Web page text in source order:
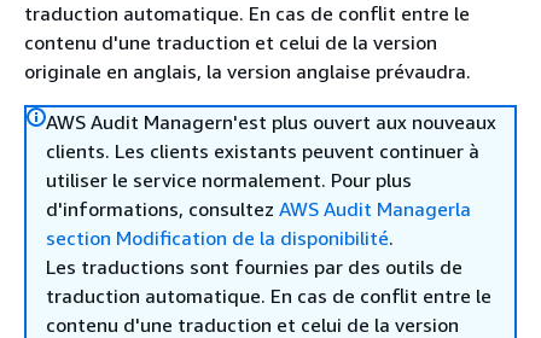
traduction automatique. En cas de conflit entre le
contenu d'une traduction et celui de la version
originale en anglais, la version anglaise prévaudra.
AWS Audit Managern'est plus ouvert aux nouveaux
clients. Les clients existants peuvent continuer à
utiliser le service normalement. Pour plus
d'informations, consultez AWS Audit Managerla
section Modification de la disponibilité.
Les traductions sont fournies par des outils de
traduction automatique. En cas de conflit entre le
contenu d'une traduction et celui de la version